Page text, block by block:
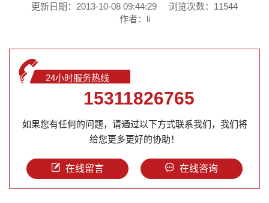
更新日期：2013-10-08 09:44:29
浏览次数：11544
作者：li
24小时服务热线
15311826765
如果您有任何的问题，请通过以下方式联系我们，我们将
给您更多更好的协助！
在线留言 在线咨询